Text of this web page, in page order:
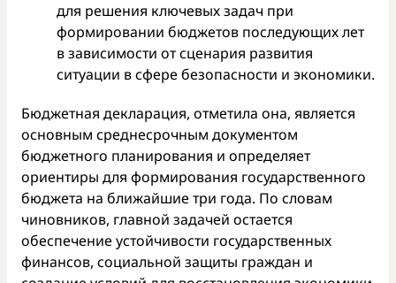
для решения ключевых задач при
формировании бюджетов последующих лет
в зависимости от сценария развития
ситуации в сфере безопасности и экономики.
Бюджетная декларация, отметила она, является
основным среднесрочным документом
бюджетного планирования и определяет
ориентиры для формирования государственного
бюджета на ближайшие три года. По словам
чиновников, главной задачей остается
обеспечение устойчивости государственных
финансов, социальной защиты граждан и